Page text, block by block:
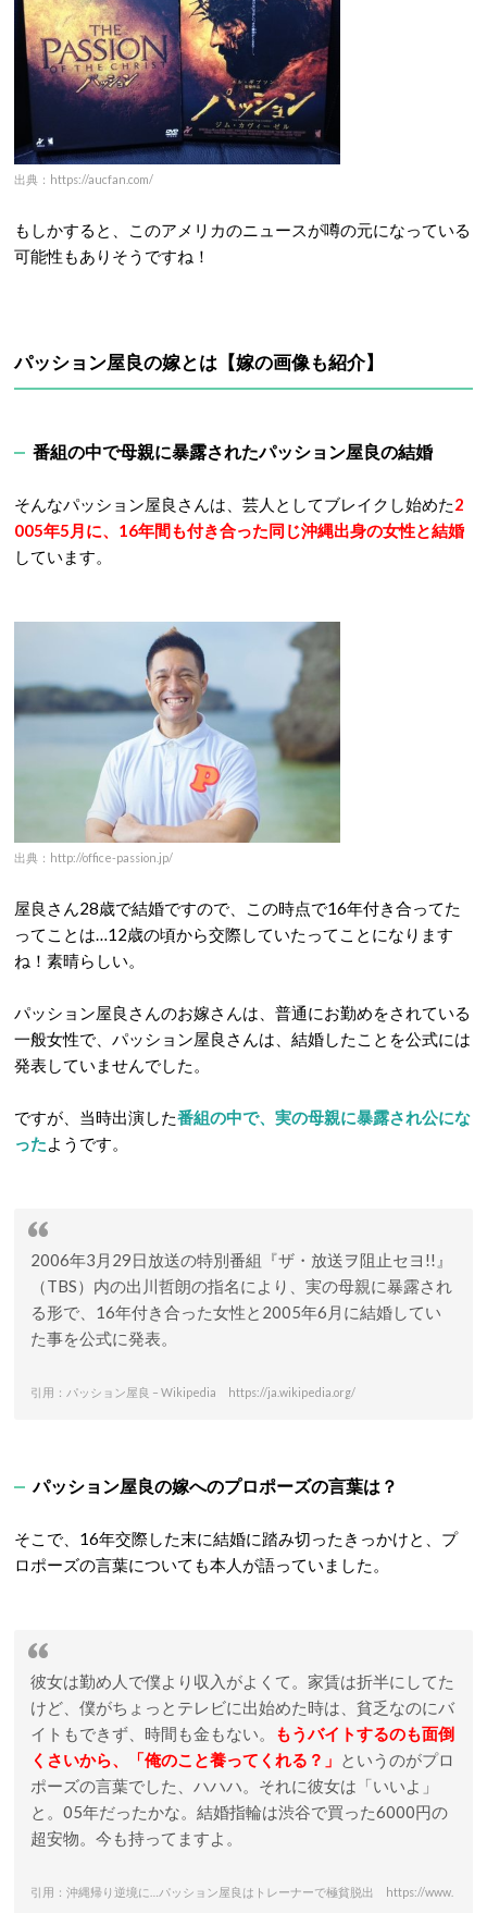
出典：https://aucfan.com/
もしかすると、このアメリカのニュースが噂の元になっている
可能性もありそうですね！
パッション屋良の嫁とは【嫁の画像も紹介】
番組の中で母親に暴露されたパッション屋良の結婚
そんなパッション屋良さんは、芸人としてブレイクし始めた2
005年5月に、16年間も付き合った同じ沖縄出身の女性と結婚
しています。
出典：http://office-passion.jp/
屋良さん28歳で結婚ですので、この時点で16年付き合ってた
ってことは…12歳の頃から交際していたってことになります
ね！素晴らしい。
パッション屋良さんのお嫁さんは、普通にお勤めをされている
一般女性で、パッション屋良さんは、結婚したことを公式には
発表していませんでした。
ですが、当時出演した番組の中で、実の母親に暴露され公にな
ったようです。
2006年3月29日放送の特別番組『ザ・放送ヲ阻止セヨ!!』
（TBS）内の出川哲朗の指名により、実の母親に暴露され
る形で、16年付き合った女性と2005年6月に結婚してい
た事を公式に発表。
引用：パッション屋良 – Wikipedia https://ja.wikipedia.org/
パッション屋良の嫁へのプロポーズの言葉は？
そこで、16年交際した末に結婚に踏み切ったきっかけと、プ
ロポーズの言葉についても本人が語っていました。
彼女は勤め人で僕より収入がよくて。家賃は折半にしてた
けど、僕がちょっとテレビに出始めた時は、貧乏なのにバ
イトもできず、時間も金もない。
もうバイトするのも面倒
くさいから、「俺のこと養ってくれる？」 というのがプロ
ポーズの言葉でした、ハハハ。それに彼女は「いいよ」
と。05年だったかな。結婚指輪は渋谷で買った6000円の
超安物。今も持ってますよ。
引用：沖縄帰り逆境に…パッション屋良はトレーナーで極貧脱出 https://www.